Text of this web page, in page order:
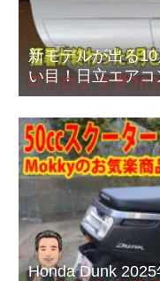
新モデルが出る
い目！日立エア
XR2225Sプレミ
Honda Dunk